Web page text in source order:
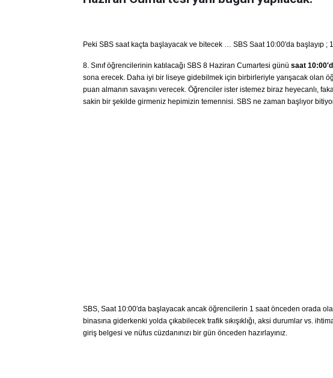
Peki SBS saat kaçta başlayacak ve bitecek … SBS Saat 10:00′da başlayıp ;
8. Sınıf öğrencilerinin katılacağı SBS 8 Haziran Cumartesi günü saat
sona erecek. Daha iyi bir liseye gidebilmek için birbirleriyle yarışacak olan
puan almanın savaşını verecek. Öğrenciler ister istemez biraz heyecanlı,
sakin bir şekilde girmeniz hepimizin temennisi. SBS ne zaman başlıyor
SBS, Saat 10:00′da başlayacak ancak öğrencilerin 1 saat önceden orada
binasına giderkenki yolda çıkabilecek trafik sıkışıklığı, aksi durumlar vs.
giriş belgesi ve nüfus cüzdanınızı bir gün önceden hazırlayınız.